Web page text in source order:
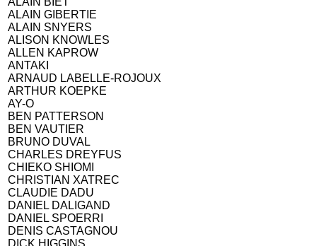
ALAIN GIBERTIE
ALAIN SNYERS
ALISON KNOWLES
ALLEN KAPROW
ANTAKI
ARNAUD LABELLE-ROJOUX
ARTHUR KOEPKE
AY-O
BEN PATTERSON
BEN VAUTIER
BRUNO DUVAL
CHARLES DREYFUS
CHIEKO SHIOMI
CHRISTIAN XATREC
CLAUDIE DADU
DANIEL DALIGAND
DANIEL SPOERRI
DENIS CASTAGNOU
DICK HIGGINS